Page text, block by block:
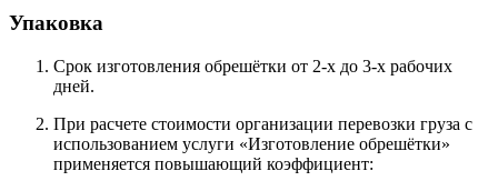
Упаковка
Срок изготовления обрешётки от 2-х до 3-х рабочих
дней.
При расчете стоимости организации перевозки груза с
использованием услуги «Изготовление обрешётки»
применяется повышающий коэффициент: